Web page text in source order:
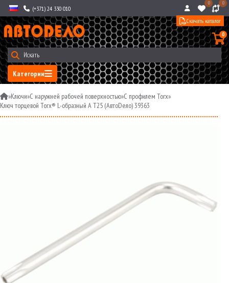
(+371) 24 330 010
0 0
Категории
0
Скачать каталог
»Ключи»С наружней рабочей поверхностью»С профилем Torx»
Ключ торцевой Torx® L-образный A Т25 (АвтоDело) 39363